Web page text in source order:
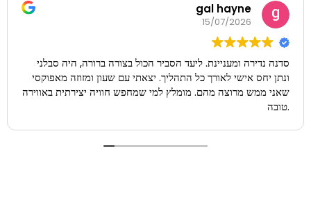
Meital Hatan
15/07/2026
עשינו סדנת פיסול בחוטי מתכת וליעד המדריך היה מקסים קשוב
וכיפי, ממליצה בחום